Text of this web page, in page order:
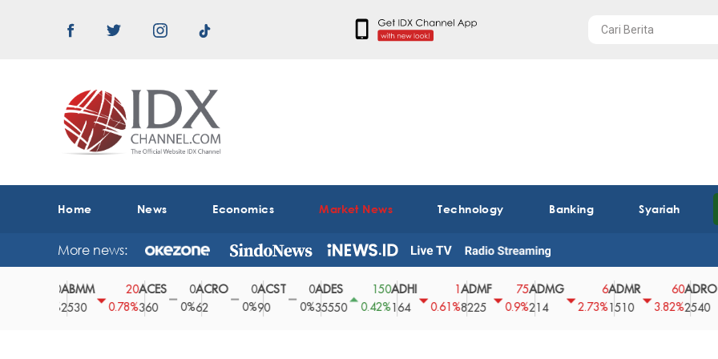
Home News Economics Market News Technology Banking Syariah
More news:
20
0.78%
ACES
360
0
0%
ACRO
0
0%
ACST
0
0%
ADES
35550
150
0.42%
ADHI
164
0.61%8225
75
0.9%
ADMG
214
2.73%
ADMR
1510
60
3.82%
ADRO
2540
0
0%43